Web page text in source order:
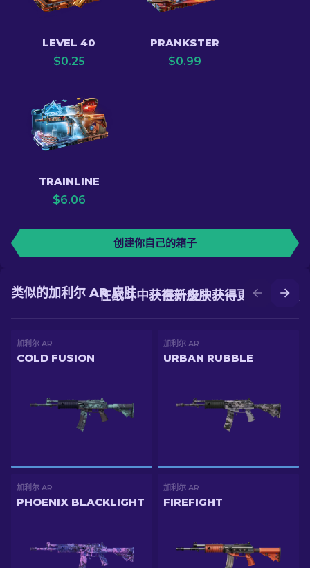
LEVEL 40
$0.25
PRANKSTER
$0.99
TRAINLINE
$6.06
创建你自己的箱子
在升级中获得更好的皮肤
在战斗中获得新皮肤
类似的加利尔 AR 皮肤
加利尔 AR
COLD FUSION
加利尔 AR
URBAN RUBBLE
加利尔 AR
PHOENIX BLACKLIGHT
加利尔 AR
FIREFIGHT